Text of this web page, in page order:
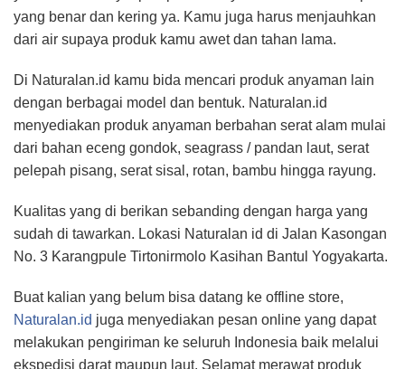
yang benar dan kering ya. Kamu juga harus menjauhkan
dari air supaya produk kamu awet dan tahan lama.
Di Naturalan.id kamu bida mencari produk anyaman lain
dengan berbagai model dan bentuk. Naturalan.id
menyediakan produk anyaman berbahan serat alam mulai
dari bahan eceng gondok, seagrass / pandan laut, serat
pelepah pisang, serat sisal, rotan, bambu hingga rayung.
Kualitas yang di berikan sebanding dengan harga yang
sudah di tawarkan. Lokasi Naturalan id di Jalan Kasongan
No. 3 Karangpule Tirtonirmolo Kasihan Bantul Yogyakarta.
Buat kalian yang belum bisa datang ke offline store,
Naturalan.id juga menyediakan pesan online yang dapat
melakukan pengiriman ke seluruh Indonesia baik melalui
ekspedisi darat maupun laut. Selamat merawat produk